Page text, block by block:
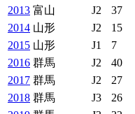
2013 富山 J2 37
2014 山形 J2 15
2015 山形 J1 7
2016 群馬 J2 40
2017 群馬 J2 27
2018 群馬 J3 26